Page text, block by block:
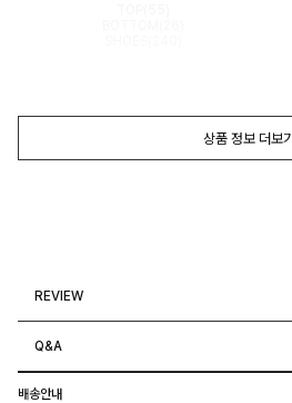
상품 정보 더보기
REVIEW
Q&A
배송안내